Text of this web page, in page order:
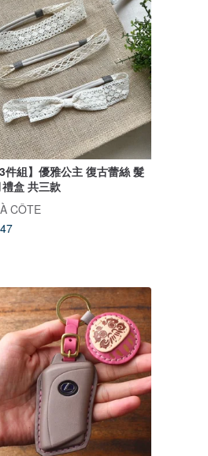
3件組】優雅公主 復古蕾絲 髮
盒 共三款
CÔTE